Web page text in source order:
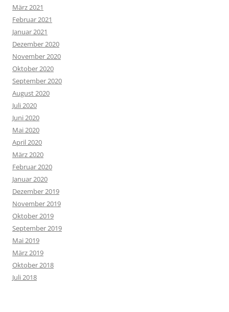
März 2021
Februar 2021
Januar 2021
Dezember 2020
November 2020
Oktober 2020
September 2020
August 2020
Juli 2020
Juni 2020
Mai 2020
April 2020
März 2020
Februar 2020
Januar 2020
Dezember 2019
November 2019
Oktober 2019
September 2019
Mai 2019
März 2019
Oktober 2018
Juli 2018